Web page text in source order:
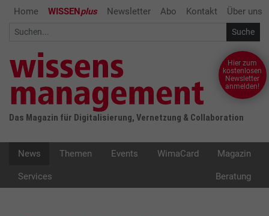
Home WISSENplus Newsletter Abo Kontakt Über uns
Das Magazin für Digitalisierung, Vernetzung & Collaboration
Hier zum
kostenlosen
Newsletter
anmelden!
News Themen Events WimaCard Magazin
Services Beratung